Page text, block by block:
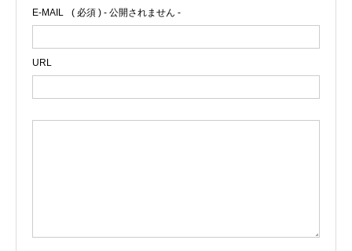
E-MAIL ( 必須 ) - 公開されません -
URL